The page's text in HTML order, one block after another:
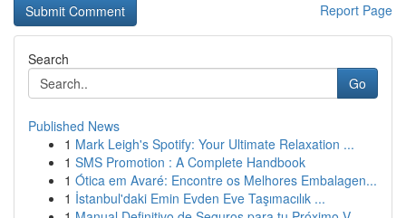
Report Page
Search
Go
Published News
1 Mark Leigh's Spotify: Your Ultimate Relaxation ...
1 SMS Promotion : A Complete Handbook
1 Ótica em Avaré: Encontre os Melhores Embalagen...
1 İstanbul'daki Emin Evden Eve Taşımacılık ...